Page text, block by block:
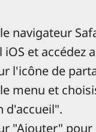
navigateur
iOS et accédez
l'icône de
menu et
d'accueil".
"Ajouter"